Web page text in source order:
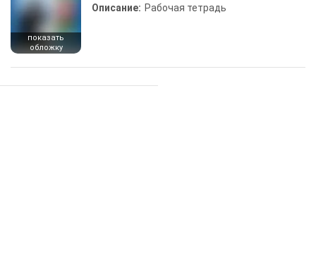
показать
обложку
Описание: Рабочая тетрадь